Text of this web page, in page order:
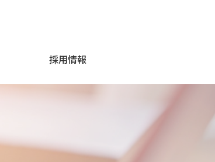
採用情報